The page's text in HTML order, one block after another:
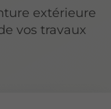
extérieure
vos travaux